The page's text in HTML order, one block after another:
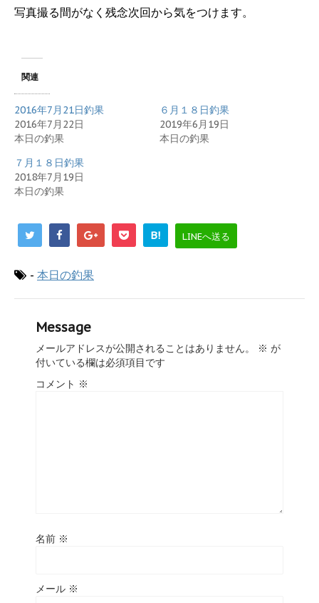
写真撮る間がなく残念次回から気をつけます。
関連
2016年7月21日釣果
2016年7月22日
本日の釣果
６月１８日釣果
2019年6月19日
本日の釣果
７月１８日釣果
2018年7月19日
本日の釣果
B! LINEへ送る
- 本日の釣果
Message
メールアドレスが公開されることはありません。 ※ が
付いている欄は必須項目です
コメント ※
名前 ※
メール ※